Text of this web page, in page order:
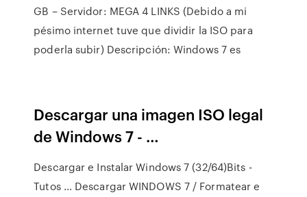
GB – Servidor: MEGA 4 LINKS (Debido a mi
pésimo internet tuve que dividir la ISO para
poderla subir) Descripción: Windows 7 es
Descargar una imagen ISO legal
de Windows 7 - …
Descargar e Instalar Windows 7 (32/64)Bits -
Tutos … Descargar WINDOWS 7 / Formatear e